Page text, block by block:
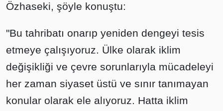
Özhaseki, şöyle konuştu:
"Bu tahribatı onarıp yeniden dengeyi tesis
etmeye çalışıyoruz. Ülke olarak iklim
değişikliği ve çevre sorunlarıyla mücadeleyi
her zaman siyaset üstü ve sınır tanımayan
konular olarak ele alıyoruz. Hatta iklim